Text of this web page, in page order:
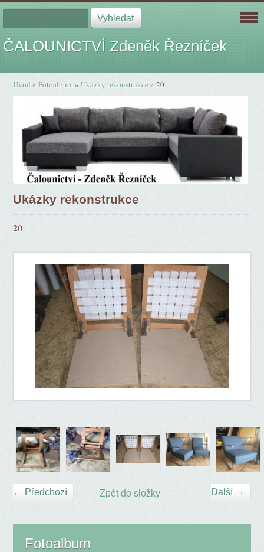
ČALOUNICTVÍ Zdeněk Řezníček
Úvod »Fotoalbum»Ukázky rekonstrukce »20
Ukázky rekonstrukce
20
← Předchozí Další →
Zpět do složky
Fotoalbum